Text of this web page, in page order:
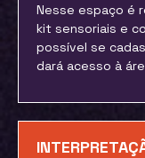
Nesse espaço é
kit sensoriais e
possível se
dará acesso à